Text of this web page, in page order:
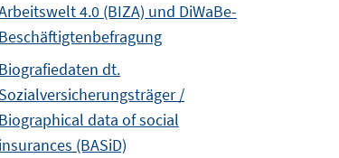
4.0 (BIZA) und DiWaBe-
Beschäftigtenbefragung
Biografiedaten dt.
Sozialversicherungsträger /
Biographical data of social
insurances (BASiD)